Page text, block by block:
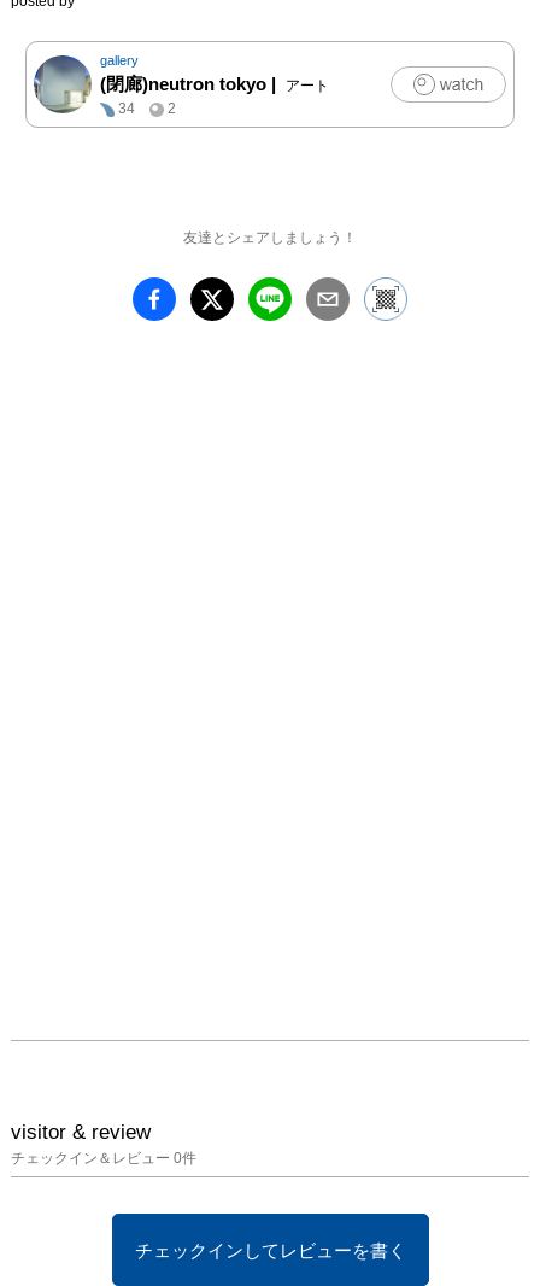
過ごしかも知れないが、
最近の画家は「自画像」
というものを描かなくな
ったのではないかと、ふ
と思う。若い世代による
クさを競う一方、描かれ
あれ具象であれ）作家自
身の内面を描く、いわゆ
いて発表する作家とな
る。
は過剰な装飾と身体美を
gallery
(閉廊)neutron tokyo |
アート
34
2
友達とシェアしましょう！
visitor & review
チェックイン＆レビュー 0件
チェックインしてレビューを書く